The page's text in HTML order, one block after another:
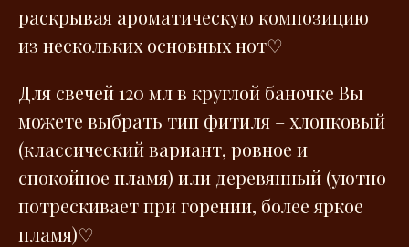
раскрывая ароматическую композицию
из нескольких основных нот♡
Для свечей 120 мл в круглой баночке Вы
можете выбрать тип фитиля – хлопковый
(классический вариант, ровное и
спокойное пламя) или деревянный (уютно
потрескивает при горении, более яркое
пламя)♡